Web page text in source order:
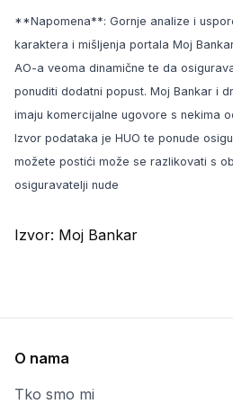
**Napomena**: Gornje analize i
karaktera i mišljenja portala Moj
AO-a veoma dinamične te da
ponuditi dodatni popust. Moj Bankar i
imaju komercijalne ugovore s nekima
Izvor podataka je HUO te ponude
možete postići može se razlikovati s
osiguravatelji nude
Izvor: Moj Bankar
O nama
Tko smo mi